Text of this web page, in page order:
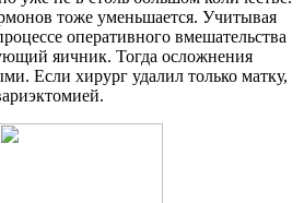
тоже уменьшается. Учитывая
оперативного вмешательства
яичник. Тогда осложнения
Если хирург удалил только матку,